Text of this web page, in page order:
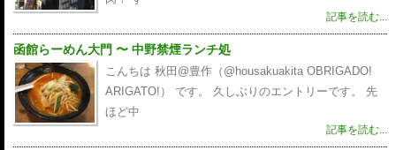
記事を読む...
函館らーめん大門 〜 中野禁煙ランチ処
こんちは 秋田@豊作（@housakuakita‎ OBRIGADO!
ARIGATO!） です。 久しぶりのエントリーです。 先
ほど中
記事を読む...